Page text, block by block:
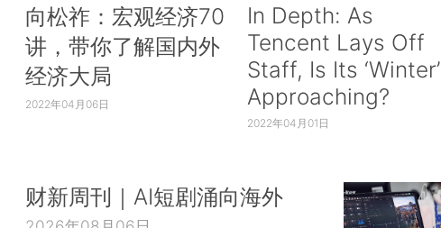
向松祚：宏观经济70
讲，带你了解国内外
经济大局
2022年04月06日
In Depth: As
Tencent Lays Off
Staff, Is Its ‘Winter’
Approaching?
2022年04月01日
财新周刊｜AI短剧涌向海外